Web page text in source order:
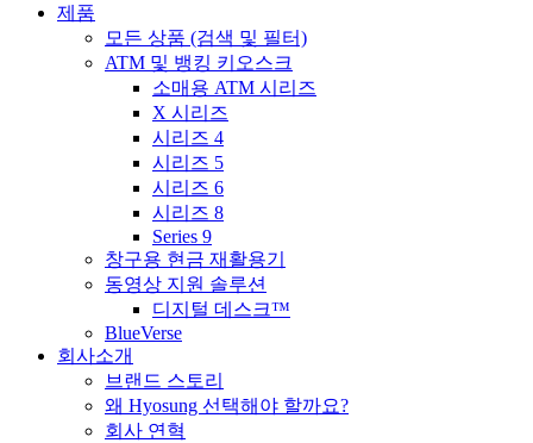
제품
모든 상품 (검색 및 필터)
ATM 및 뱅킹 키오스크
소매용 ATM 시리즈
X 시리즈
시리즈 4
시리즈 5
시리즈 6
시리즈 8
Series 9
창구용 현금 재활용기
동영상 지원 솔루션
디지털 데스크™
BlueVerse
회사소개
브랜드 스토리
왜 Hyosung 선택해야 할까요?
회사 연혁